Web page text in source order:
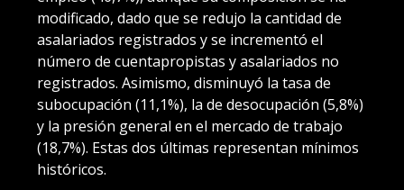
modificado, dado que se redujo la cantidad de
asalariados registrados y se incrementó el
número de cuentapropistas y asalariados no
registrados. Asimismo, disminuyó la tasa de
subocupación (11,1%), la de desocupación (5,8%)
y la presión general en el mercado de trabajo
(18,7%). Estas dos últimas representan mínimos
históricos.